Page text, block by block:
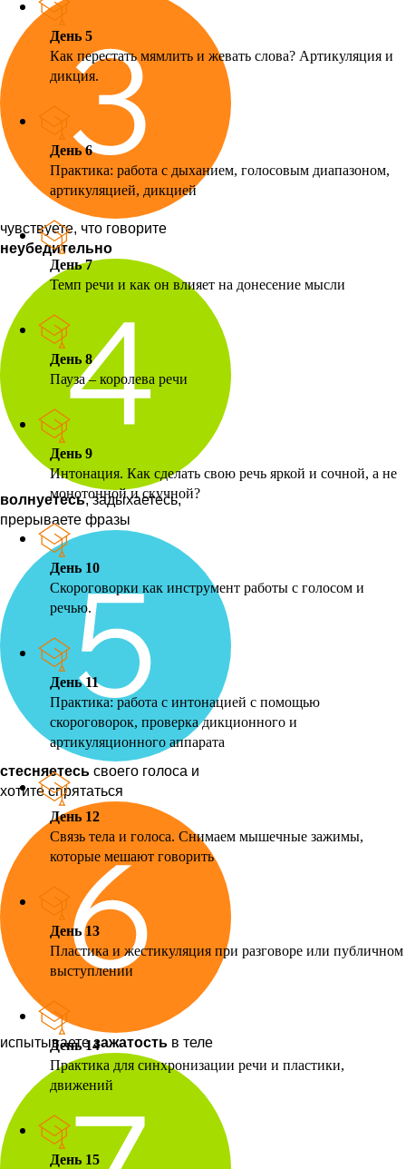
чувствуете, что говорите
неубедительно
волнуетесь, задыхаетесь,
прерываете фразы
стесняетесь своего голоса и
хотите спрятаться
испытываетезажатость в теле
День 5
Как перестать мямлить и жевать слова? Артикуляция и
дикция.
День 6
Практика: работа с дыханием, голосовым диапазоном,
артикуляцией, дикцией
День 7
Темп речи и как он влияет на донесение мысли
День 8
Пауза – королева речи
День 9
Интонация. Как сделать свою речь яркой и сочной, а не
монотонной и скучной?
День 10
Скороговорки как инструмент работы с голосом и
речью.
День 11
Практика: работа с интонацией с помощью
скороговорок, проверка дикционного и
артикуляционного аппарата
День 12
Связь тела и голоса. Снимаем мышечные зажимы,
которые мешают говорить
День 13
Пластика и жестикуляция при разговоре или публичном
выступлении
День 14
Практика для синхронизации речи и пластики,
движений
День 15